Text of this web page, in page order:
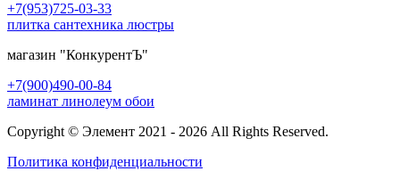
+7(953)725-03-33
плитка сантехника люстры
магазин "КонкурентЪ"
+7(900)490-00-84
ламинат линолеум обои
Copyright © Элемент 2021 - 2026 All Rights Reserved.
Политика конфиденциальности